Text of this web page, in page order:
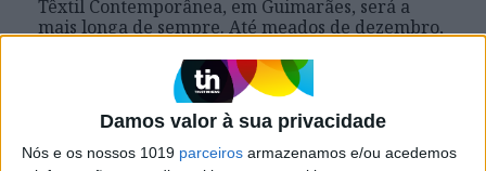
Damos valor à sua privacidade
Nós e os nossos 1019 parceiros armazenamos e/ou acedemos
Têxtil Contemporânea, em Guimarães, será a
mais longa de sempre. Até meados de dezembro,
Se7e